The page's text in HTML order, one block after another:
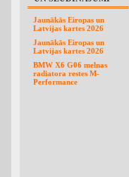
Jaunākās Eiropas un
Latvijas kartes 2026
Jaunākās Eiropas un
Latvijas kartes 2026
BMW X6 G06 melnas
radiatora restes M-
Performance